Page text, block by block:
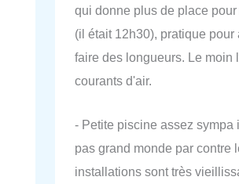
qui donne plus de place
(il était 12h30), pratique pour
faire des longueurs. Le moin
courants d'air.
- Petite piscine assez sympa
pas grand monde par contre
installations sont très